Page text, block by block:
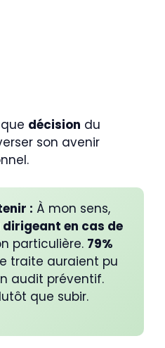
décision du
son avenir
: À mon sens,
en cas de
particulière. 79%
traite auraient pu
audit préventif.
que subir.